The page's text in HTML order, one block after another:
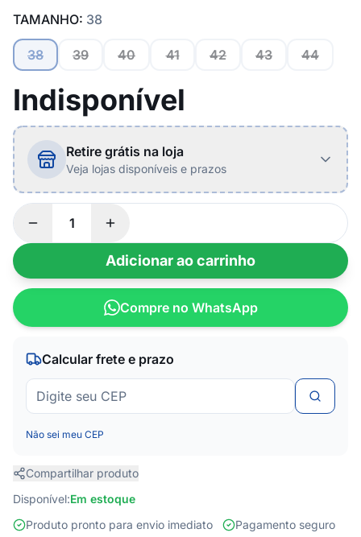
TAMANHO: 38
38 39 40 41 42 43 44
Indisponível
Retire grátis na loja
Veja lojas disponíveis e prazos
Adicionar ao carrinho
Compre no WhatsApp
Calcular frete e prazo
Não sei meu CEP
Compartilhar produto
Disponível:Em estoque
Produto pronto para envio imediato
Pagamento seguro